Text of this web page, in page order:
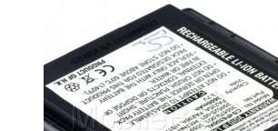
4,788.00₽.